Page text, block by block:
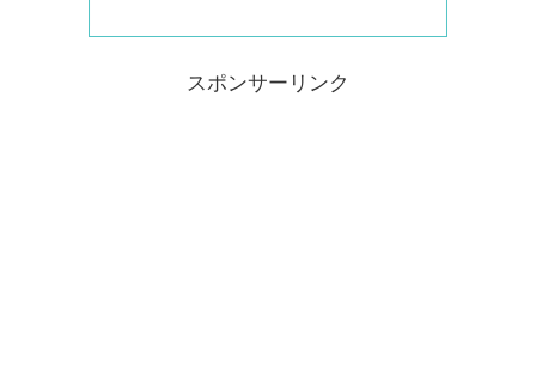
スポンサーリンク